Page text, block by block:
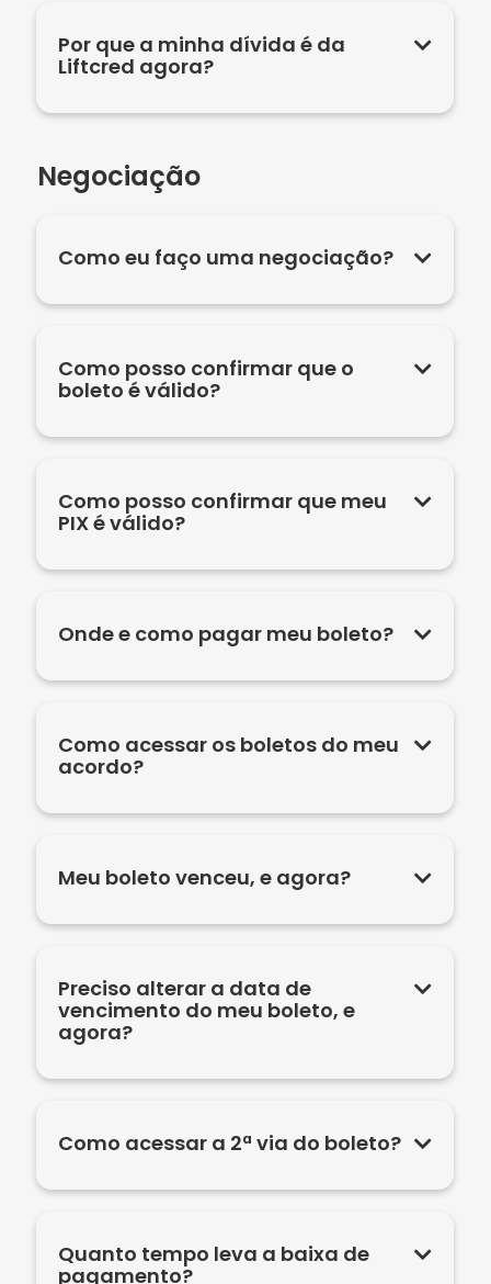
Por que a minha dívida é da
Liftcred agora?
Negociação
Como eu faço uma negociação?
Como posso confirmar que o
boleto é válido?
Como posso confirmar que meu
PIX é válido?
Onde e como pagar meu boleto?
Como acessar os boletos do meu
acordo?
Meu boleto venceu, e agora?
Preciso alterar a data de
vencimento do meu boleto, e
agora?
Como acessar a 2ª via do boleto?
Quanto tempo leva a baixa de
pagamento?